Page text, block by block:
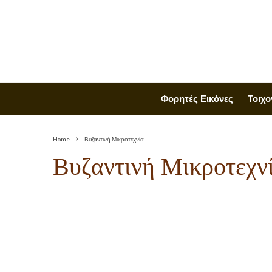
Φορητές Εικόνες
Home Βυζαντινή Μικροτεχνία
Βυζαντινή